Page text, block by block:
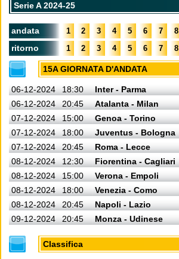
Serie A 2024-25
andata 1 2 3 4 5 6 7 8
ritorno 1 2 3 4 5 6 7 8
15A GIORNATA D'ANDATA
06-12-2024 18:30
Inter - Parma
06-12-2024
20:45
Atalanta - Milan
07-12-2024
15:00
Genoa - Torino
07-12-2024
18:00
Juventus - Bologna
07-12-2024
20:45
Roma - Lecce
08-12-2024
12:30
Fiorentina - Cagliari
08-12-2024
15:00
Verona - Empoli
08-12-2024
18:00
Venezia - Como
08-12-2024
20:45
Napoli - Lazio
09-12-2024
20:45 Monza - Udinese
Classifica